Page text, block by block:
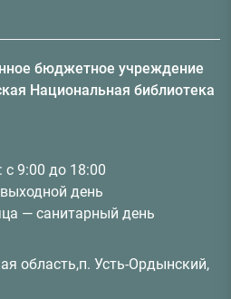
бюджетное учреждение
Национальная библиотека
9:00 до 18:00
день
— санитарный день
область,п. Усть-Ордынский,